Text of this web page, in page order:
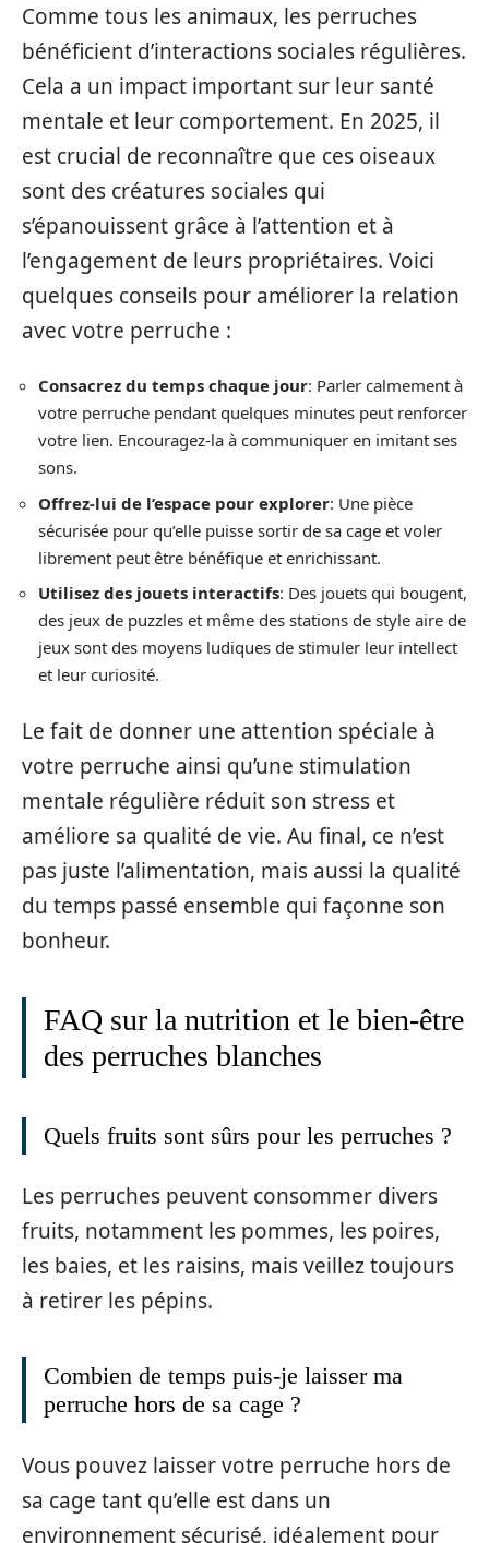
Comme tous les animaux, les perruches
bénéficient d’interactions sociales régulières.
Cela a un impact important sur leur santé
mentale et leur comportement. En 2025, il
est crucial de reconnaître que ces oiseaux
sont des créatures sociales qui
s’épanouissent grâce à l’attention et à
l’engagement de leurs propriétaires. Voici
quelques conseils pour améliorer la relation
avec votre perruche :
Consacrez du temps chaque jour: Parler calmement à
votre perruche pendant quelques minutes peut renforcer
votre lien. Encouragez-la à communiquer en imitant ses
sons.
Offrez-lui de l’espace pour explorer: Une pièce
sécurisée pour qu’elle puisse sortir de sa cage et voler
librement peut être bénéfique et enrichissant.
Utilisez des jouets interactifs: Des jouets qui bougent,
des jeux de puzzles et même des stations de style aire de
jeux sont des moyens ludiques de stimuler leur intellect
et leur curiosité.
Le fait de donner une attention spéciale à
votre perruche ainsi qu’une stimulation
mentale régulière réduit son stress et
améliore sa qualité de vie. Au final, ce n’est
pas juste l’alimentation, mais aussi la qualité
du temps passé ensemble qui façonne son
bonheur.
FAQ sur la nutrition et le bien-être
des perruches blanches
Quels fruits sont sûrs pour les perruches ?
Les perruches peuvent consommer divers
fruits, notamment les pommes, les poires,
les baies, et les raisins, mais veillez toujours
à retirer les pépins.
Combien de temps puis-je laisser ma
perruche hors de sa cage ?
Vous pouvez laisser votre perruche hors de
sa cage tant qu’elle est dans un
environnement sécurisé, idéalement pour